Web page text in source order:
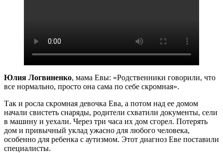
Юлия Логвиненко, мама Евы: «Родственники говорили, что
все нормально, просто она сама по себе скромная».
Так и росла скромная девочка Ева, а потом над ее домом
начали свистеть снаряды, родители схватили документы, сели
в машину и уехали. Через три часа их дом сгорел. Потерять
дом и привычный уклад ужасно для любого человека,
особенно для ребенка с аутизмом. Этот диагноз Еве поставили
специалисты.